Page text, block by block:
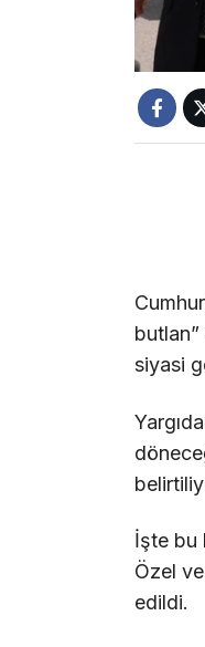
siyasi
İşte bu
Özel ve
edildi.